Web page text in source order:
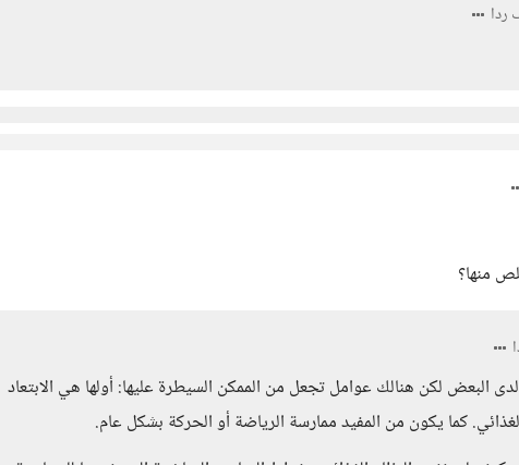
منها؟
البعض لكن هنالك عوامل تجعل من الممكن السيطرة عليها: أولها هي الابتعاد
كما يكون من المفيد ممارسة الرياضة أو الحركة بشكل عام.